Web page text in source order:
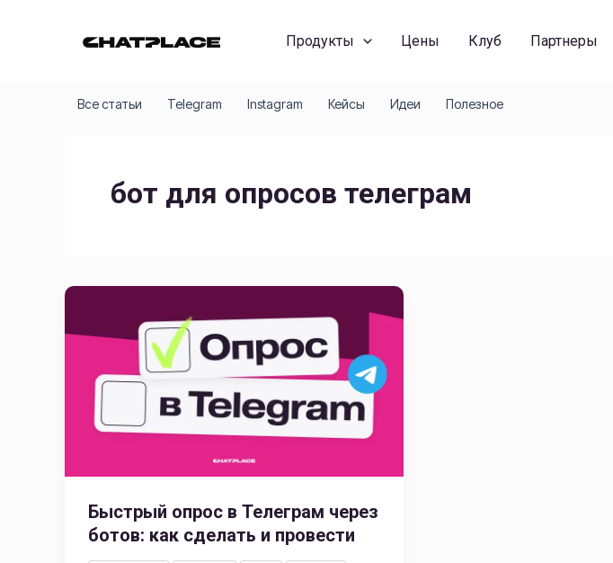
Продукты Цены Клуб Партнеры
Все статьи Telegram Instagram Кейсы Идеи Полезное
бот для опросов телеграм
Быстрый опрос в Телеграм через
ботов: как сделать и провести